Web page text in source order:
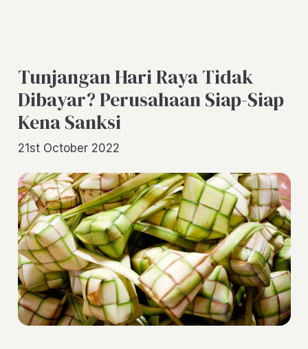
Tunjangan Hari Raya Tidak
Dibayar? Perusahaan Siap-Siap
Kena Sanksi
21st October 2022